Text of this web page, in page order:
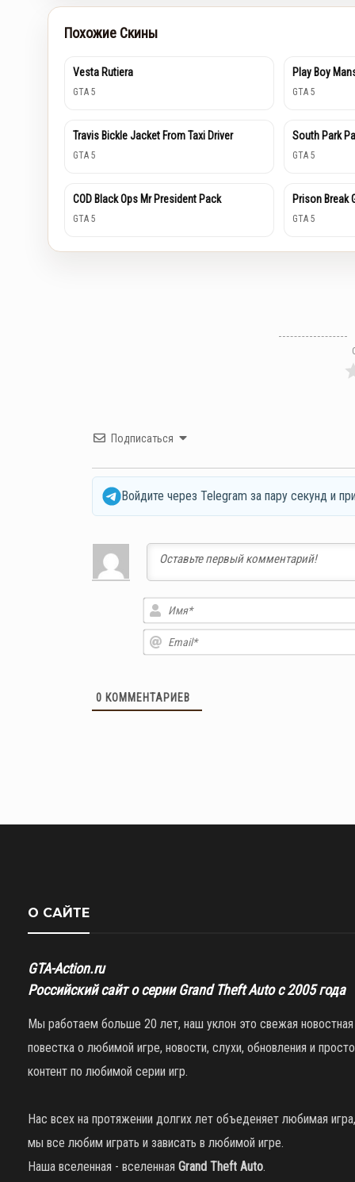
Похожие Скины
Vesta Rutiera
GTA 5
Play Boy
GTA 5
Travis Bickle Jacket From Taxi Driver
GTA 5
South Park
GTA 5
COD Black Ops Mr President Pack
GTA 5
Prison Break
GTA 5
Подписаться
Войдите через Telegram за пару секунд и
0 КОММЕНТАРИЕВ
О САЙТЕ
GTA-Action.ru
Российский сайт о серии Grand Theft Auto с 2005 года
Мы работаем больше 20 лет, наш уклон это свежая новостная
повестка о любимой игре, новости, слухи, обновления и просто
контент по любимой серии игр.
Нас всех на протяжении долгих лет объеденяет любимая игра,
мы все любим играть и зависать в любимой игре.
Наша вселенная - вселенная Grand Theft Auto.